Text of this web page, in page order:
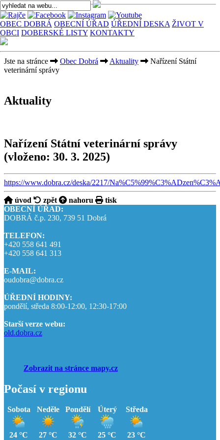
OBEC DOBRÁ OBECNÍ ÚŘAD ÚŘEDNÍ DESKA ŽIVOT V
OBCI DOBERSKÉ LISTY KONTAKTY
Jste na stránce Obec Dobrá Aktuality
Nařízení Státní
veterinární správy
Aktuality
Nařízení Státní veterinární správy
(vloženo: 30. 3. 2025)
https://www.dobra.cz/deska/2217/
úvod zpět nahoru
tisk
OBECNÍ ÚŘAD:
DOBRÁ č.p. 230, 739 51 Dobrá
TELEFON:
+420 558 641 491
+420 558 641 313
E-MAIL:
oudobra@dobra.cz
ÚŘEDNÍ HODINY:
pondělí, středa 8:00-12:00, 12:30-17:00
Starší verze webu:
old.dobra.cz
Zobrazit na stránce mapy.cz
Počasí v regionu
Sobota
24 °C
Neděle
27 °C
Pondělí
32 °C
Úterý
25 °C
Středa
23 °C